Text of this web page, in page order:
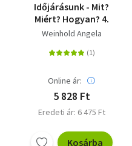
Időjárásunk - Mit?
Miért? Hogyan? 4.
Weinhold Angela
Online ár:
5 828 Ft
Eredeti ár: 6 475 Ft
Kosárba